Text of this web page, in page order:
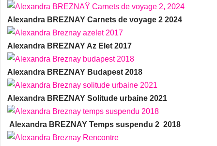
Alexandra BREZNAY Carnets de voyage 2 2024
Alexandra BREZNAY Az Elet 2017
Alexandra BREZNAY Budapest 2018
Alexandra BREZNAY Solitude urbaine 2021
Alexandra BREZNAY Temps suspendu 2 2018